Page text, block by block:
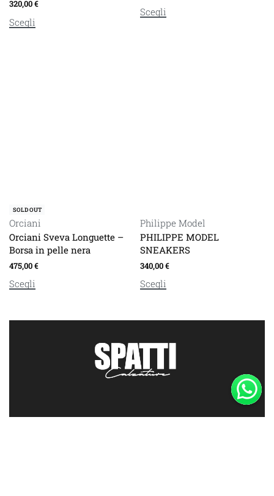
320,00€
Scegli
Scegli
SOLD OUT
Orciani
Orciani Sveva Longuette –
Borsa in pelle nera
475,00€
Scegli
Philippe Model
PHILIPPE MODEL
SNEAKERS
340,00€
Scegli